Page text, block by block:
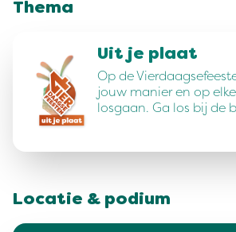
Thema
Uit je plaat
Op de
jouw manier en op
losgaan. Ga los bij de
Locatie & podium